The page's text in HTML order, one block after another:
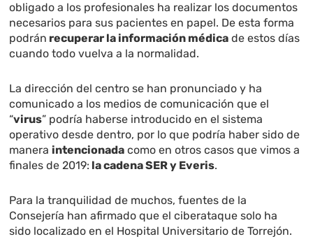
obligado a los profesionales ha realizar los documentos
necesarios para sus pacientes en papel. De esta forma
podrán recuperar la información médica de estos días
cuando todo vuelva a la normalidad.
La dirección del centro se han pronunciado y ha
comunicado a los medios de comunicación que el
“virus” podría haberse introducido en el sistema
operativo desde dentro, por lo que podría haber sido de
manera intencionada como en otros casos que vimos a
finales de 2019: la cadena SER y Everis.
Para la tranquilidad de muchos, fuentes de la
Consejería han afirmado que el ciberataque solo ha
sido localizado en el Hospital Universitario de Torrejón.